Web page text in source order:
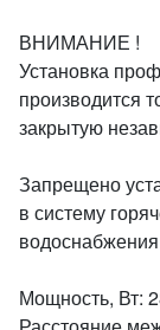
ВНИМАНИЕ !
Установка
производится
закрытую
Запрещено
в систему
Мощность, Вт: